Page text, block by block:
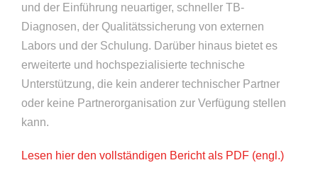
und der Einführung neuartiger, schneller TB-
Diagnosen, der Qualitätssicherung von externen
Labors und der Schulung. Darüber hinaus bietet es
erweiterte und hochspezialisierte technische
Unterstützung, die kein anderer technischer Partner
oder keine Partnerorganisation zur Verfügung stellen
kann.
Lesen hier den vollständigen Bericht als PDF (engl.)